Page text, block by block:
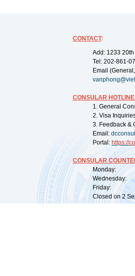
CONTACT:
Add: 1233
Tel: 202-861-
Email
CONSULAR
1. General
2. Visa
3. Feedback &
Email:
Portal: https://
CONSULAR
Monday:
Wednesday:
Friday:
Closed on 2